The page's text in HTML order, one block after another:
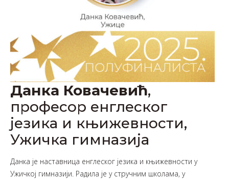
Данка Ковачевић,
професор енглеског
језика и књижевности,
Ужичка гимназија
Данка је наставница енглеског језика и књижевности у
Ужичкој гимназији. Радила је у стручним школама, у